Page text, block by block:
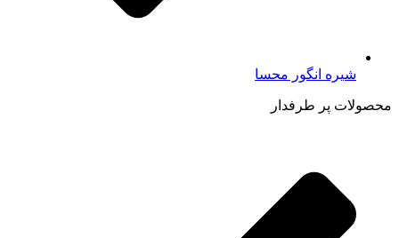
شیره انگور محسا
محصولات پر طرفدار